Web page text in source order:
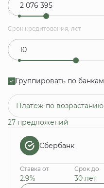
Срок кредитования, лет
Группировать по банкам
Платёж по возрастанию
27 предложений
Сбербанк
Ставка от
2.9%
Срок до
30 лет